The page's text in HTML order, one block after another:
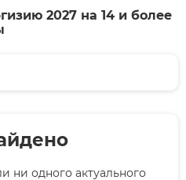
2027 на 14 и более
одного актуального